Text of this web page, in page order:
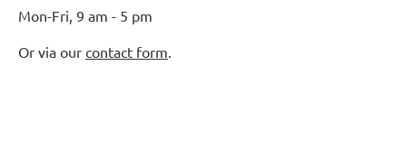
Mon-Fri, 9 am - 5 pm
Or via our contact form.